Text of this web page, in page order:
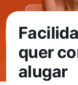
quer
alugar